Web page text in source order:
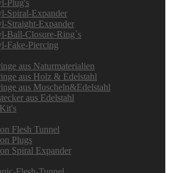
Plug's
Spiral-Expander
Straight-Expander
Ball-Closure-Ring`s
Fake-Piercing
aus Naturmaterialien
aus Holz & Edelstahl
aus Muscheln&Edelstahl
aus Edelstahl
Flesh Tunnel
Plugs
Spiral Expander